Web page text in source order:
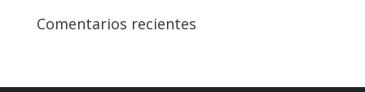
Comentarios recientes